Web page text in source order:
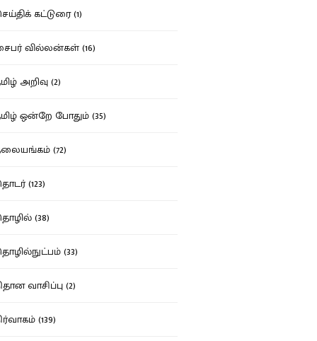
கட்டுரை (1)
வில்லன்கள் (16)
அறிவு (2)
ஒன்றே போதும் (35)
(72)
(123)
(38)
(33)
வாசிப்பு (2)
(139)